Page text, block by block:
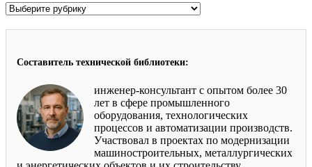
Рубрики
Составитель технической библиотеки:
инженер-консультант с опытом более 30
лет в сфере промышленного
оборудования, технологических
процессов и автоматизации производств.
Участвовал в проектах по модернизации
машиностроительных, металлургических